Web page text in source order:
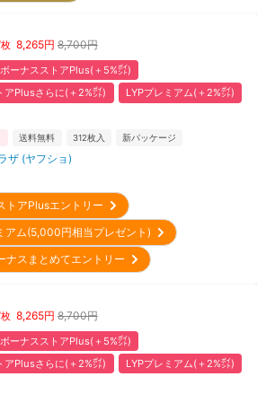
8,265円 8,700円
ボーナスストアPlus(＋5%㌽)
アPlusさらに(＋2%㌽)
LYPプレミアム(＋2%㌽)
送料無料 312枚入 新パッケージ
ザ (ヤフショ)
トアPlusエントリー
アム(5,000円相当プレゼント)
ナスまとめてエントリー
8,265円 8,700円
ボーナスストアPlus(＋5%㌽)
アPlusさらに(＋2%㌽)
LYPプレミアム(＋2%㌽)